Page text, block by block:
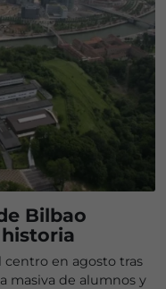
Bilbao
centro en agosto tras
masiva de alumnos y